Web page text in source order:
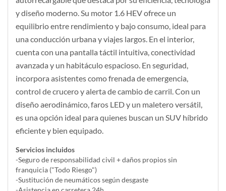
y diseño moderno. Su motor 1.6 HEV ofrece un
equilibrio entre rendimiento y bajo consumo, ideal para
una conducción urbana y viajes largos. En el interior,
cuenta con una pantalla táctil intuitiva, conectividad
avanzada y un habitáculo espacioso. En seguridad,
incorpora asistentes como frenada de emergencia,
control de crucero y alerta de cambio de carril. Con un
diseño aerodinámico, faros LED y un maletero versátil,
es una opción ideal para quienes buscan un SUV híbrido
eficiente y bien equipado.
Servicios incluidos
-Seguro de responsabilidad civil + daños propios sin
franquicia ("Todo Riesgo")
-Sustitución de neumáticos según desgaste